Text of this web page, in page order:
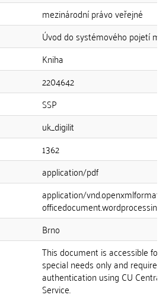
mezinárodní právo veřejné
Úvod do systémového pojetí
Kniha
2204642
SSP
uk_digilit
1362
application/pdf
application/vnd.openxmlformats-
Brno
This document is accessible
special needs only and requires
authentication using CU
Service.